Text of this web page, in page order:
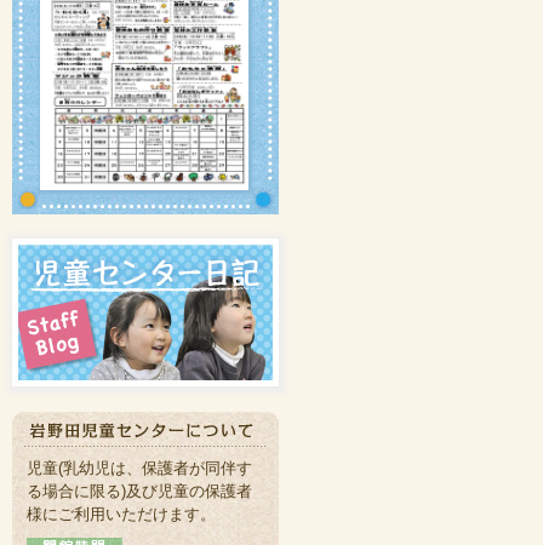
児童(乳幼児は、保護者が同伴す
る場合に限る)及び児童の保護者
様にご利用いただけます。